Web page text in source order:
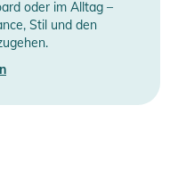
oder im Alltag –
Stil und den